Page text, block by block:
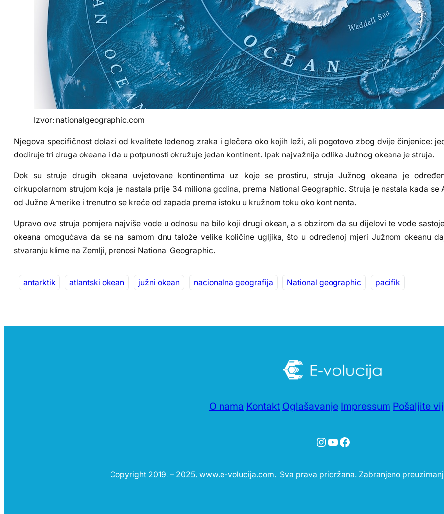
Izvor: nationalgeographic.com
Njegova specifičnost dolazi od kvalitete ledenog zraka i glečera oko kojih leži, ali pogotovo zbog dvije činjenice:
dodiruje tri druga okeana i da u potpunosti okružuje jedan kontinent. Ipak najvažnija odlika Južnog okeana je struja.
Dok su struje drugih okeana uvjetovane kontinentima uz koje se prostiru, struja Južnog okeana je
cirkupolarnom strujom koja je nastala prije 34 miliona godina, prema National Geographic. Struja je nastala kada se
od Južne Amerike i trenutno se kreće od zapada prema istoku u kružnom toku oko kontinenta.
Upravo ova struja pomjera najviše vode u odnosu na bilo koji drugi okean, a s obzirom da su dijelovi te vode
okeana omogućava da se na samom dnu talože velike količine ugljika, što u određenoj mjeri Južnom okeanu
stvaranju klime na Zemlji, prenosi National Geographic.
antarktik atlantski okean južni okean nacionalna geografija National geographic pacifik
O nama Kontakt Oglašavanje Impressum Pošaljite
Instagram
YouTube
Facebook
Copyright 2019. – 2025. www.e-volucija.com. Sva prava pridržana. Zabranjeno